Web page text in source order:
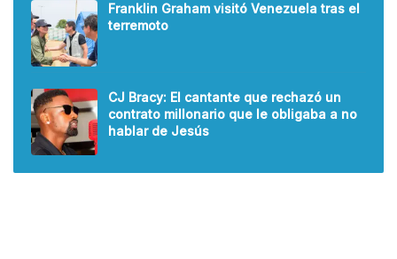
Franklin Graham visitó Venezuela tras el
terremoto
CJ Bracy: El cantante que rechazó un
contrato millonario que le obligaba a no
hablar de Jesús